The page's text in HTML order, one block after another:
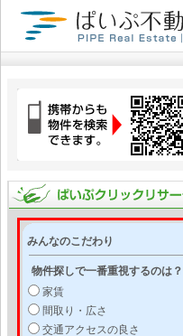
みんなのこだわり
物件探しで一番重視するのは？
家賃
間取り・広さ
交通アクセスの良さ